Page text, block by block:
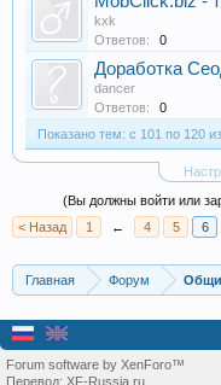
kxk
Ответов:
0
Доработка
dancer
Ответов:
0
Показано тем: с 101 по 120
(Вы должны войти или
< Назад
1 ← 4 5 6
Главная Форум
Forum software by XenForo™
Перевод: XF-Russia.ru